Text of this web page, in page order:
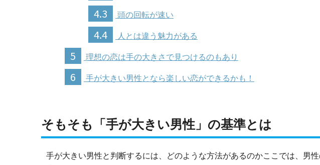
4.3 頭の回転が速い
4.4 人とは違う魅力がある
5 理想の恋は手の大きさで見つけるのもあり
6 手が大きい男性となら楽しい恋ができるかも！
そもそも「手が大きい男性」の基準とは
手が大きい男性と判断するには、どのような方法があるのかここでは、男